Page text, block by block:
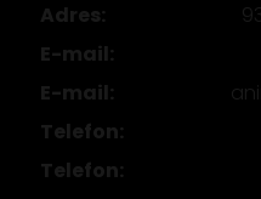
Adres:
E-mail:
E-mail:
Telefon:
Telefon: